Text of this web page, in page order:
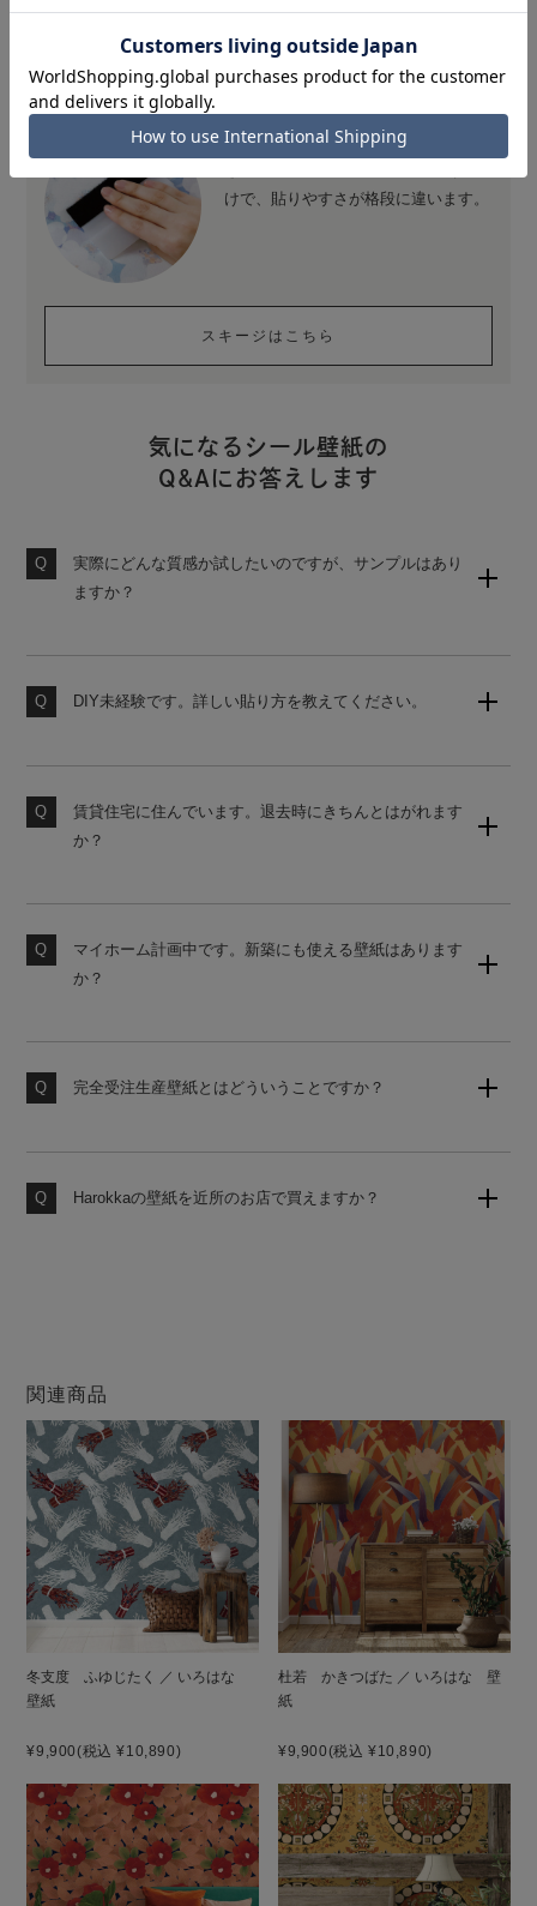
ひとつは持っておきたい便利な道具
壁紙を貼る時に大活躍するフェルト付
けで、貼りやすさが格段に違います。
スキージはこちら
気になるシール壁紙の
Q&Aにお答えします
実際にどんな質感か試したいのですが、サンプルはあり
ますか？
ください。
DIY未経験です。詳しい貼り方を教えてください。
壁紙の貼り方はこちら
賃貸住宅に住んでいます。退去時にきちんとはがれます
か？
おすすめします。
マイホーム計画中です。新築にも使える壁紙はあります
か？
お申し付けください。
完全受注生産壁紙とはどういうことですか？
で、品質の劣化がなく安心してお使いいただけます。
Harokkaの壁紙を近所のお店で買えますか？
関連商品
冬支度 ふゆじたく ／ いろはな
壁紙
¥9,900(税込 ¥10,890)
杜若 かきつばた ／ いろはな 壁
紙
¥9,900(税込 ¥10,890)